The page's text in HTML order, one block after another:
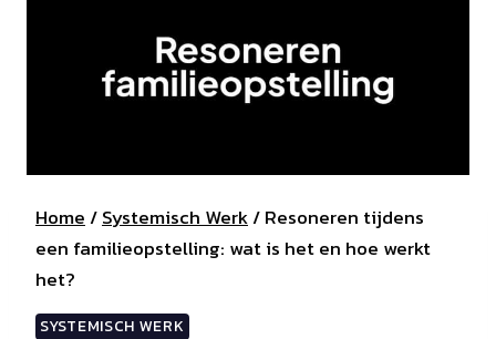
Home/Systemisch Werk/Resoneren tijdens
een familieopstelling: wat is het en hoe werkt
het?
SYSTEMISCH WERK